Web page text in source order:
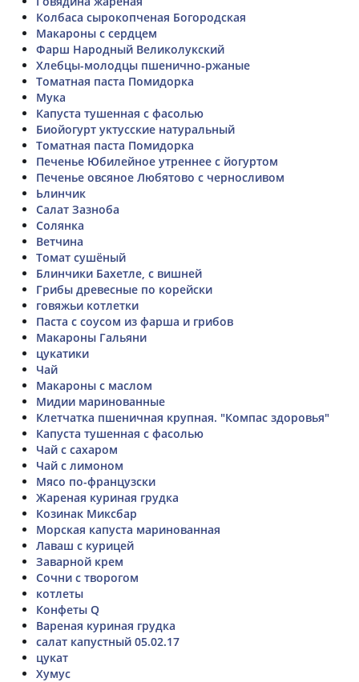
Колбаса сырокопченая Богородская
Макароны с сердцем
Фарш Народный Великолукский
Хлебцы-молодцы пшенично-ржаные
Томатная паста Помидорка
Мука
Капуста тушенная с фасолью
Биойогурт уктусские натуральный
Томатная паста Помидорка
Печенье Юбилейное утреннее с йогуртом
Печенье овсяное Любятово с черносливом
Ьлинчик
Салат Зазноба
Солянка
Ветчина
Томат сушёный
Блинчики Бахетле, с вишней
Грибы древесные по корейски
говяжьи котлетки
Паста с соусом из фарша и грибов
Макароны Гальяни
цукатики
Чай
Макароны с маслом
Мидии маринованные
Клетчатка пшеничная крупная. "Компас здоровья"
Капуста тушенная с фасолью
Чай с сахаром
Чай с лимоном
Мясо по-французски
Жареная куриная грудка
Козинак Миксбар
Морская капуста маринованная
Лаваш с курицей
Заварной крем
Сочни с творогом
котлеты
Конфеты Q
Вареная куриная грудка
салат капустный 05.02.17
цукат
Хумус